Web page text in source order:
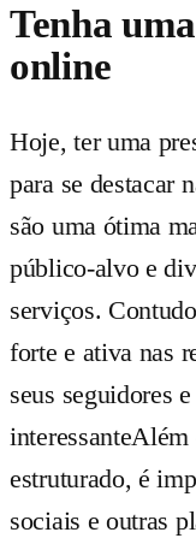
Tenha
online
Hoje, ter uma
para se destacar
são uma ótima
público-alvo e
serviços.
forte e ativa nas
seus seguidores
estruturado, é
sociais e outras